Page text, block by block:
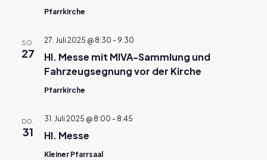
Pfarrkirche
SO.
27
Hl. Messe mit MIVA-Sammlung und
Fahrzeugsegnung vor der Kirche
27. Juli 2025 @ 8:30 - 9:30
Pfarrkirche
DO.
31 Hl. Messe
31. Juli 2025 @ 8:00 - 8:45
Kleiner Pfarrsaal